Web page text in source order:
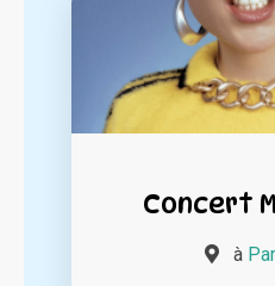
Concert
à